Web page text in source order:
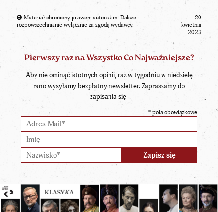
Materiał chroniony prawem autorskim. Dalsze
rozpowszechnianie wyłącznie za zgodą wydawcy.
20
kwietnia
2023
Pierwszy raz na Wszystko Co Najważniejsze?
Aby nie ominąć istotnych opinii, raz w tygodniu w niedzielę
rano wysyłamy bezpłatny newsletter. Zapraszamy do
zapisania się:
* pola obowiązkowe